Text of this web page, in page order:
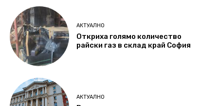
АКТУАЛНО
Откриха голямо количество
райски газ в склад край София
АКТУАЛНО